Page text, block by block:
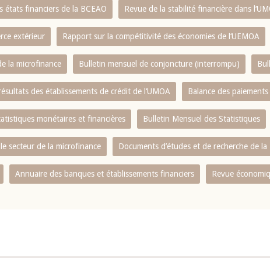
états financiers de la BCEAO Revue de la stabilité financière dans
extérieur Rapport sur la compétitivité des économies de l‘UEMOA
la microfinance Bulletin mensuel de conjoncture (interrompu)
des établissements de crédit de l‘UMOA Balance des paiements
monétaires et financières Bulletin Mensuel des Statistiques
secteur de la microfinance Documents d’études et de recherche de la
Annuaire des banques et établissements financiers Revue